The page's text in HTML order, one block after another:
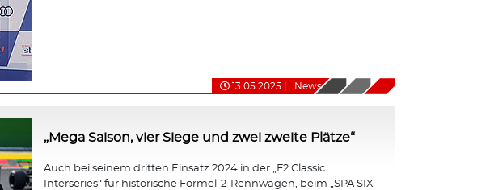
13.05.2025 News
„Mega Saison, vier Siege und zwei zweite Plätze“
Auch bei seinem dritten Einsatz 2024 in der „F2 Classic
Interseries“ für historische Formel-2-Rennwagen, beim „SPA SIX